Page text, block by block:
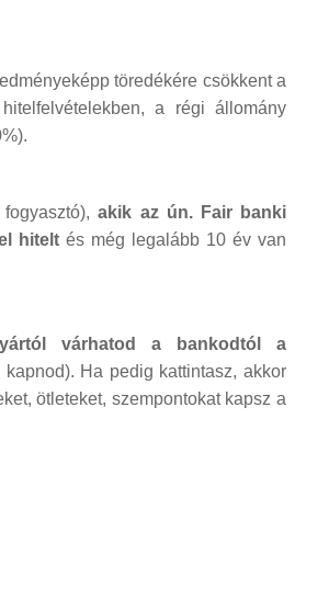
töredékére csökkent a
a régi állomány
fogyasztó),akik az ún. Fair banki
hitelt és még legalább 10 év van
várhatod a bankodtól a
Ha pedig kattintasz, akkor
ötleteket, szempontokat kapsz a